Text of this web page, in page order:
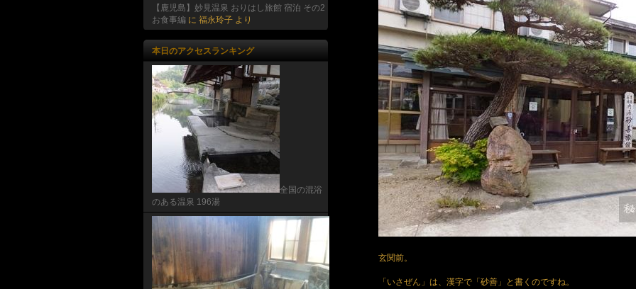
玄関前。
「いさぜん」は、漢字で「砂善」と書くのですね。
【鹿児島】妙見温泉 おりはし旅館 宿泊 その2
お食事編 に 福永玲子 より
本日のアクセスランキング
全国の混浴
のある温泉 196湯